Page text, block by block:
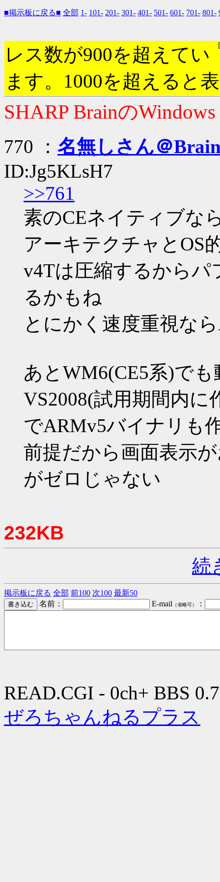
■掲示板に戻る■ 全部 1- 101- 201- 301- 401- 501- 601- 701- 801-
レス数が900を超えてい
ます。1000を超えると
SHARP Brainの
770 ： 名無しさん＠
ID:Jg5KLsH7
>>761
素のCEネイティブな
アーキテクチャとOS
v4Tは圧縮するから
るかもね
とにかく速度重視な
あとWM6(CE5系)で
VS2008(試用期間内
でARMv5バイナリも
前提だから画面表示
がゼロじゃない
232KB
続
掲示板に戻る 全部 前100 次100 最新50
名前：
E-mail （省略可） ：
READ.CGI - 0ch+ BBS
ぜろちゃんねるプラス